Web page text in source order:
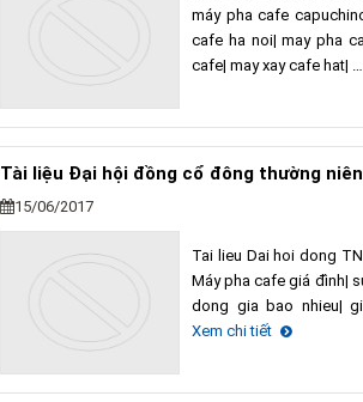
máy pha cafe
cafe ha noi| may pha
cafe| may xay cafe hat| …
Tài liệu Đại hội đồng cổ đông thường
15/06/2017
Tai lieu Dai hoi dong
Máy pha cafe giá đình|
dong gia bao nhieu|
Xem chi tiết